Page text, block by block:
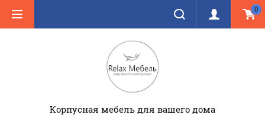
0
Корпусная мебель для вашего дома